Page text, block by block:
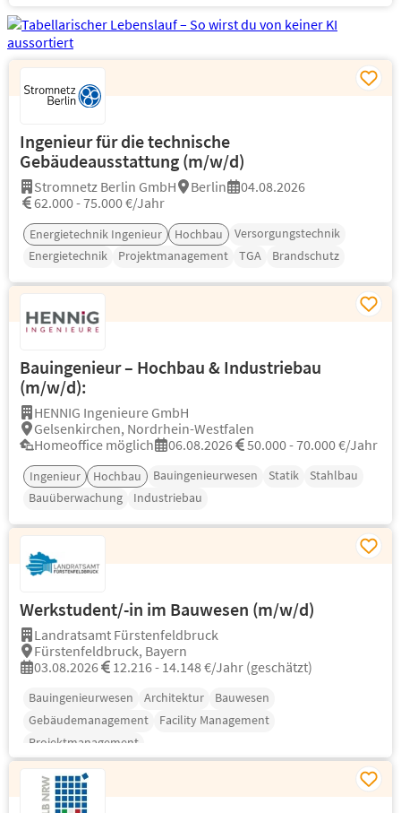
Ingenieur für die technische
Gebäudeausstattung (m/w/d)
Stromnetz Berlin GmbH Berlin
04.08.2026
62.000 - 75.000 €/Jahr
Energietechnik Ingenieur Hochbau
Versorgungstechnik
Energietechnik
Projektmanagement TGA Brandschutz
Bauingenieur – Hochbau & Industriebau
(m/w/d):
HENNIG Ingenieure GmbH
Gelsenkirchen, Nordrhein-Westfalen
Homeoffice möglich
06.08.2026 50.000 - 70.000 €/Jahr
Ingenieur Hochbau Bauingenieurwesen Statik
Stahlbau
Bauüberwachung
Industriebau
Werkstudent/-in im Bauwesen (m/w/d)
Landratsamt Fürstenfeldbruck
Fürstenfeldbruck, Bayern
03.08.2026
12.216 - 14.148 €/Jahr (geschätzt)
Bauingenieurwesen Architektur
Bauwesen
Gebäudemanagement
Facility Management
Projektmanagement